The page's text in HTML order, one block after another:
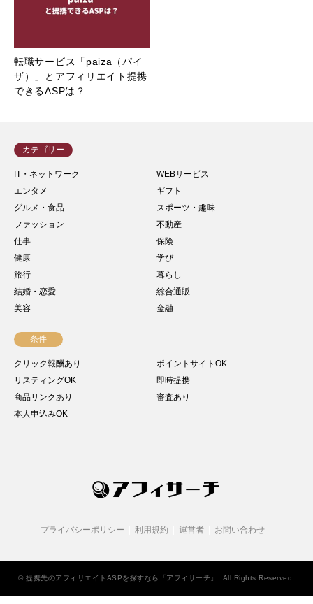
転職サービス「paiza（パイ
ザ）」とアフィリエイト提携
できるASPは？
カテゴリー
IT・ネットワーク
WEBサービス
エンタメ
ギフト
グルメ・食品
スポーツ・趣味
ファッション
不動産
仕事
保険
健康
学び
旅行
暮らし
結婚・恋愛
総合通販
美容
金融
条件
クリック報酬あり
ポイントサイトOK
リスティングOK
即時提携
商品リンクあり
審査あり
本人申込みOK
プライバシーポリシー 利用規約 運営者 お問い合わせ
©提携先のアフィリエイトASPを探すなら「アフィサーチ」 . All Rights Reserved.